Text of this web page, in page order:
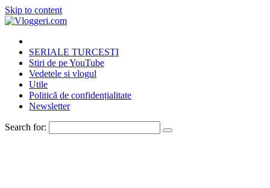
Skip to content
SERIALE TURCESTI
Stiri de pe YouTube
Vedetele si vlogul
Utile
Politică de confidențialitate
Newsletter
Search for: